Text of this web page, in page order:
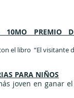
10MO PREMIO
el libro “El visitante
PARA NIÑOS
joven en ganar